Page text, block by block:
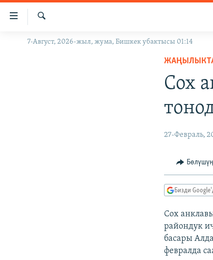
Линктер
Мазмунга
Навигацияга
ЖАҢЫЛЫКТАР
Издөө
7-Август, 2026-жыл, жума, Бишкек убактысы 01:14
Сох
27-Февраль,
Бизди
Сох
райондук
басары
февралда